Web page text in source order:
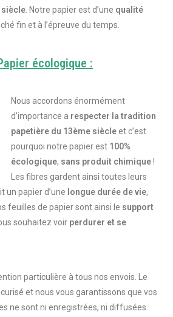
siècle . Notre papier est d’une qualité
fin et à l’épreuve du temps.
écologique :
Nous accordons énormément
d’importance a respecter la tradition
papetière du 13ème siècleet c’est
pourquoi notre papier est 100%
écologique, sans produit chimique!
Les fibres gardent ainsi toutes leurs
un papier d’une longue durée de vie,
feuilles de papier sont ainsi le support
souhaitez voir perdurer et se
particulière à tous nos envois. Le
et nous vous garantissons que vos
ne sont ni enregistrées, ni diffusées.